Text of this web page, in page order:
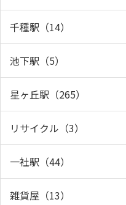
千種駅（14）
池下駅（5）
星ヶ丘駅（265）
リサイクル（3）
一社駅（44）
雑貨屋（13）